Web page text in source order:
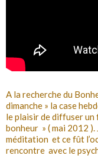
A la recherche du
dimanche » la case
le plaisir de diffuser un
bonheur » ( mai 2012 ).
méditation et ce fût
rencontre avec le